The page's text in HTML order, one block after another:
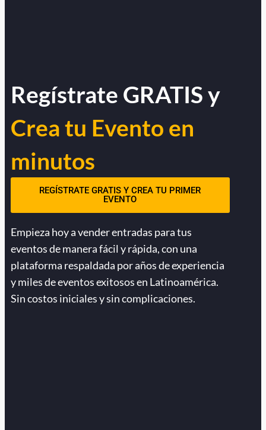
Regístrate GRATIS y
Crea tu Evento en
minutos
REGÍSTRATE GRATIS Y CREA TU PRIMER
EVENTO
Empieza hoy a vender entradas para tus
eventos de manera fácil y rápida, con una
plataforma respaldada por años de experiencia
y miles de eventos exitosos en Latinoamérica.
Sin costos iniciales y sin complicaciones.